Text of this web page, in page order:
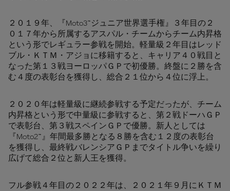
２０１９年、『Moto3™ジュニア世界選手権』３年目の２
０１７年から所属するアスパル・チームからチーム内昇格
という形でレギュラー参戦を開始。軽量級２年目はレッド
ブル・ＫＴＭ・アジョに移籍すると、キャリア４０戦目と
なった第１３戦ヨーロッパＧＰで初優勝。終盤に２勝を含
む４度の表彰台を獲得し、総合２１位から４位に浮上。
２０２０年は軽量級に継続参戦する予定だったが、チーム
内昇格という形で中量級に参戦すると、第２戦ドーハＧＰ
で表彰台、第３戦スペインＧＰで優勝。新人としては
『Moto2™』年間最多勝となる８勝を含む１２度の表彰台
を獲得し、最終戦バレンシアＧＰまでタイトル争いを繰り
広げて総合２位と新人王を獲得。
フル参戦４年目の２０２２年は、２０２１年９月にＫＴＭ